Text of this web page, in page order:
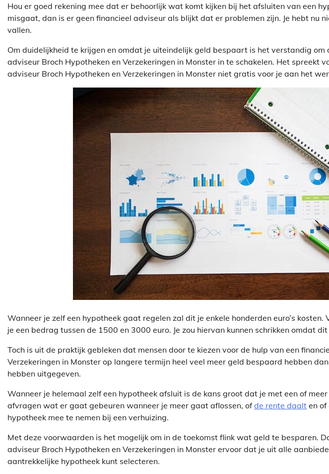
Hou er goed rekening mee dat er behoorlijk wat komt kijken bij het afsluiten van een
misgaat, dan is er geen financieel adviseur als blijkt dat er problemen zijn. Je hebt nu
vallen.
Om duidelijkheid te krijgen en omdat je uiteindelijk geld bespaart is het verstandig om
adviseur Broch Hypotheken en Verzekeringen in Monster in te schakelen. Het spreekt
adviseur Broch Hypotheken en Verzekeringen in Monster niet gratis voor je aan het
Wanneer je zelf een hypotheek gaat regelen zal dit je enkele honderden euro’s
je een bedrag tussen de 1500 en 3000 euro. Je zou hiervan kunnen schrikken omdat
Toch is uit de praktijk gebleken dat mensen door te kiezen voor de hulp van een
Verzekeringen in Monster op langere termijn heel veel meer geld bespaard hebben
hebben uitgegeven.
Wanneer je helemaal zelf een hypotheek afsluit is de kans groot dat je met een of
afvragen wat er gaat gebeuren wanneer je meer gaat aflossen, ofde rente daalt en of
hypotheek mee te nemen bij een verhuizing.
Met deze voorwaarden is het mogelijk om in de toekomst flink wat geld te besparen.
adviseur Broch Hypotheken en Verzekeringen in Monster ervoor dat je uit alle
aantrekkelijke hypotheek kunt selecteren.